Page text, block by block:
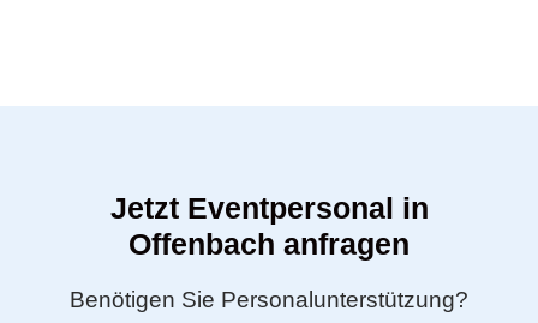
Jetzt Eventpersonal in
Offenbach anfragen
Benötigen Sie Personalunterstützung?